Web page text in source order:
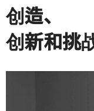
创造、
创新和挑